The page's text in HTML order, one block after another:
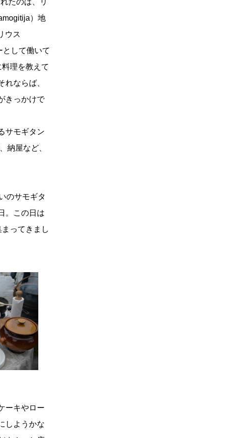
たのは、リ
）地
ウス
として働いて
理を教えて
ならば、
きっかけで
サモギタン
納屋など、
のサモギタ
。この日は
ってきまし
ーキやロー
しようかな